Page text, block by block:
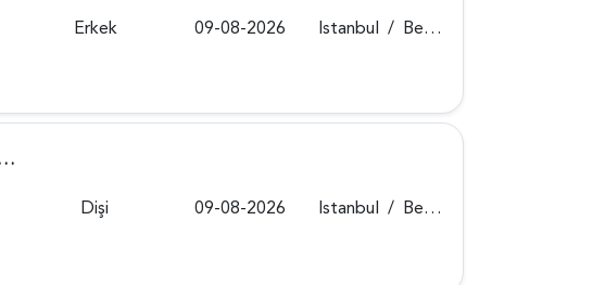
Erkek 09-08-2026 Istanbul / Beykoz
Lilac Dişi - 6014
Dişi 09-08-2026 Istanbul / Beykoz